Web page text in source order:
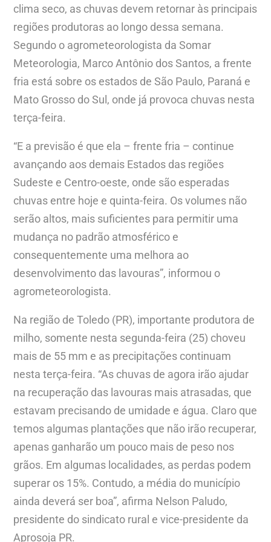
clima seco, as chuvas devem retornar às principais
regiões produtoras ao longo dessa semana.
Segundo o agrometeorologista da Somar
Meteorologia, Marco Antônio dos Santos, a frente
fria está sobre os estados de São Paulo, Paraná e
Mato Grosso do Sul, onde já provoca chuvas nesta
terça-feira.
“E a previsão é que ela – frente fria – continue
avançando aos demais Estados das regiões
Sudeste e Centro-oeste, onde são esperadas
chuvas entre hoje e quinta-feira. Os volumes não
serão altos, mais suficientes para permitir uma
mudança no padrão atmosférico e
consequentemente uma melhora ao
desenvolvimento das lavouras”, informou o
agrometeorologista.
Na região de Toledo (PR), importante produtora de
milho, somente nesta segunda-feira (25) choveu
mais de 55 mm e as precipitações continuam
nesta terça-feira. “As chuvas de agora irão ajudar
na recuperação das lavouras mais atrasadas, que
estavam precisando de umidade e água. Claro que
temos algumas plantações que não irão recuperar,
apenas ganharão um pouco mais de peso nos
grãos. Em algumas localidades, as perdas podem
superar os 15%. Contudo, a média do município
ainda deverá ser boa”, afirma Nelson Paludo,
presidente do sindicato rural e vice-presidente da
Aprosoja PR.